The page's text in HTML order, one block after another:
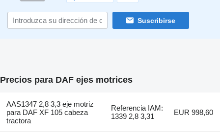
Suscribirse
Precios para DAF ejes motrices
AAS1347 2,8 3,3 eje motriz
para DAF XF 105 cabeza
tractora
Referencia IAM:
1339 2,8 3,31
EUR 998,60